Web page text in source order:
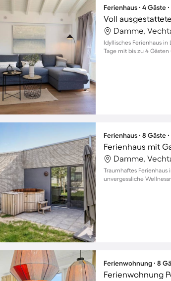
Ferienhaus ∙ 4 Gäste
Damme,
Idyllisches Ferienhaus
Tage mit bis zu 4
Ferienhaus ∙ 8 Gäste
Ferienhaus mit
Damme,
Traumhaftes
unvergessliche
Ferienwohnung ∙ 8
Ferienwohnung